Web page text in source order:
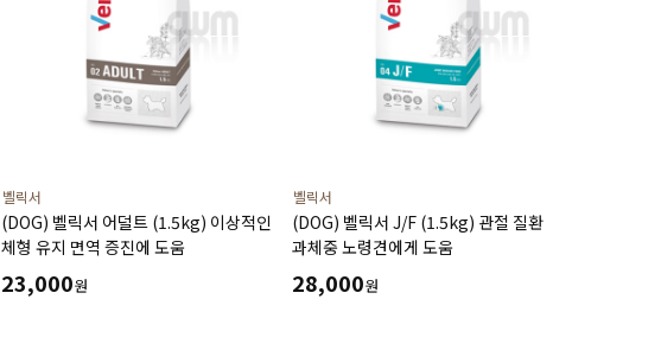
벨릭서
(DOG) 벨릭서 어덜트 (1.5kg) 이상적인
체형 유지 면역 증진에 도움
23,000원
벨릭서
(DOG) 벨릭서 J/F (1.5kg) 관절 질환
과체중 노령견에게 도움
28,000원